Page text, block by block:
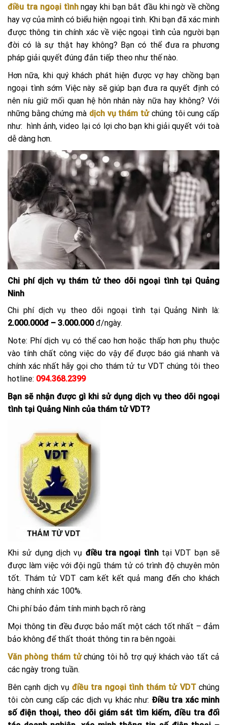
điều tra ngoại tìnhngay khi bạn bắt đầu khi ngờ về chồng
hay vợ của mình có biểu hiện ngoại tình. Khi bạn đã xác minh
được thông tin chính xác về việc ngoại tình của người bạn
đời có là sự thật hay không? Bạn có thể đưa ra phương
pháp giải quyết đúng đắn tiếp theo như thế nào.
Hơn nữa, khi quý khách phát hiện được vợ hay chồng bạn
ngoại tình sớm Việc này sẽ giúp bạn đưa ra quyết định có
nên níu giữ mối quan hệ hôn nhân này nữa hay không? Với
những bằng chứng mà dịch vụ thám tửchúng tôi cung cấp
như: hình ảnh, video lại có lợi cho bạn khi giải quyết với toà
dễ dàng hơn.
Chi phí dịch vụ thám tử theo dõi ngoại tình tại Quảng
Ninh
Chi phí dịch vụ theo dõi ngoại tình tại Quảng Ninh là:
2.000.000đ – 3.000.000đ/ngày.
Note: Phí dịch vụ có thể cao hơn hoặc thấp hơn phụ thuộc
vào tính chất công việc do vậy để được báo giá nhanh và
chính xác nhất hãy gọi cho thám tử tư VDT chúng tôi theo
hotline: 094.368.2399
Bạn sẽ nhận được gì khi sử dụng dịch vụ theo dõi ngoại
tình tại Quảng Ninh của thám tử VDT?
Khi sử dụng dịch vụ điều tra ngoại tình tại VDT bạn sẽ
được làm việc với đội ngũ thám tử có trình độ chuyên môn
tốt. Thám tử VDT cam kết kết quả mang đến cho khách
hàng chính xác 100%.
Chi phí bảo đảm tính minh bạch rõ ràng
Mọi thông tin đều được bảo mất một cách tốt nhất – đảm
bảo không để thất thoát thông tin ra bên ngoài.
Văn phòng thám tửchúng tôi hỗ trợ quý khách vào tất cả
các ngày trong tuần.
Bên cạnh dịch vụđiều tra ngoại tình thám tử VDTchúng
tôi còn cung cấp các dịch vụ khác như: Điều tra xác minh
số điện thoại, theo dõi giám sát tìm kiếm, điều tra đối